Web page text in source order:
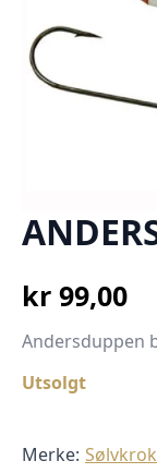
kr 99,00
Andersduppen
Utsolgt
Merke: